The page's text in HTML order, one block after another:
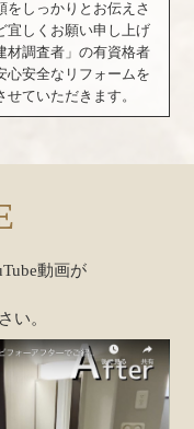
をしっかりとお伝えさ
宜しくお願い申し上げ
材調査者」の有資格者
心安全なリフォームを
ていただきます。
動画が
い。